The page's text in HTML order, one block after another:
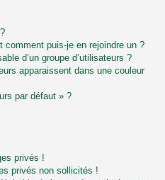
comment puis-je en rejoindre un ?
d’un groupe d’utilisateurs ?
apparaissent dans une couleur
par défaut » ?
privés !
privés non sollicités !